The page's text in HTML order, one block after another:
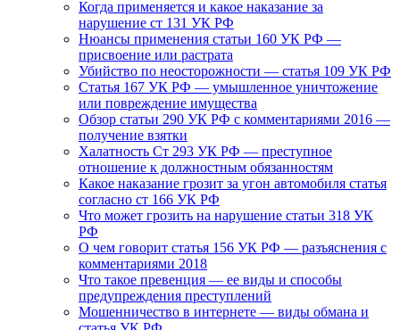
Когда применяется и какое наказание за
нарушение ст 131 УК РФ
Нюансы применения статьи 160 УК РФ —
присвоение или растрата
Убийство по неосторожности — статья 109 УК РФ
Статья 167 УК РФ — умышленное уничтожение
или повреждение имущества
Обзор статьи 290 УК РФ с комментариями 2016 —
получение взятки
Халатность Ст 293 УК РФ — преступное
отношение к должностным обязанностям
Какое наказание грозит за угон автомобиля статья
согласно ст 166 УК РФ
Что может грозить на нарушение статьи 318 УК
РФ
О чем говорит статья 156 УК РФ — разъяснения с
комментариями 2018
Что такое превенция — ее виды и способы
предупреждения преступлений
Мошенничество в интернете — виды обмана и